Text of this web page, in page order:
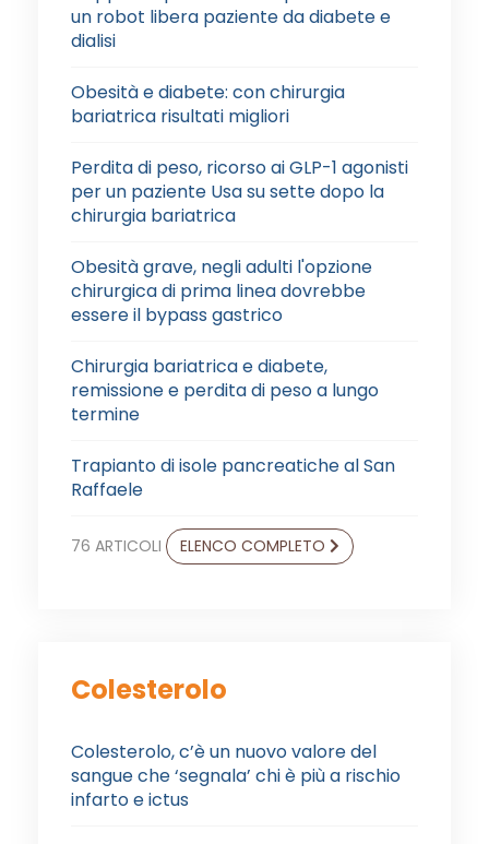
un robot libera paziente da diabete e
dialisi
Obesità e diabete: con chirurgia
bariatrica risultati migliori
Perdita di peso, ricorso ai GLP-1 agonisti
per un paziente Usa su sette dopo la
chirurgia bariatrica
Obesità grave, negli adulti l'opzione
chirurgica di prima linea dovrebbe
essere il bypass gastrico
Chirurgia bariatrica e diabete,
remissione e perdita di peso a lungo
termine
Trapianto di isole pancreatiche al San
Raffaele
76 ARTICOLI ELENCO COMPLETO
Colesterolo
Colesterolo, c’è un nuovo valore del
sangue che ‘segnala’ chi è più a rischio
infarto e ictus